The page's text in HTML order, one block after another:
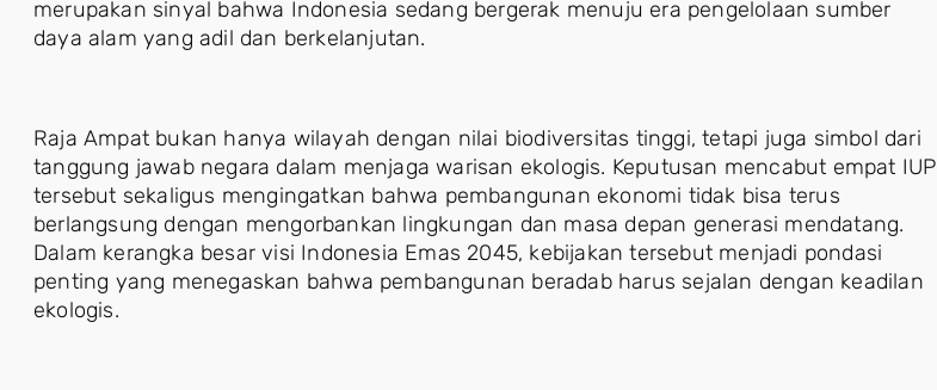
merupakan sinyal bahwa Indonesia sedang bergerak menuju era pengelolaan sumber
daya alam yang adil dan berkelanjutan.
Raja Ampat bukan hanya wilayah dengan nilai biodiversitas tinggi, tetapi juga simbol dari
tanggung jawab negara dalam menjaga warisan ekologis. Keputusan mencabut empat IUP
tersebut sekaligus mengingatkan bahwa pembangunan ekonomi tidak bisa terus
berlangsung dengan mengorbankan lingkungan dan masa depan generasi mendatang.
Dalam kerangka besar visi Indonesia Emas 2045, kebijakan tersebut menjadi pondasi
penting yang menegaskan bahwa pembangunan beradab harus sejalan dengan keadilan
ekologis.